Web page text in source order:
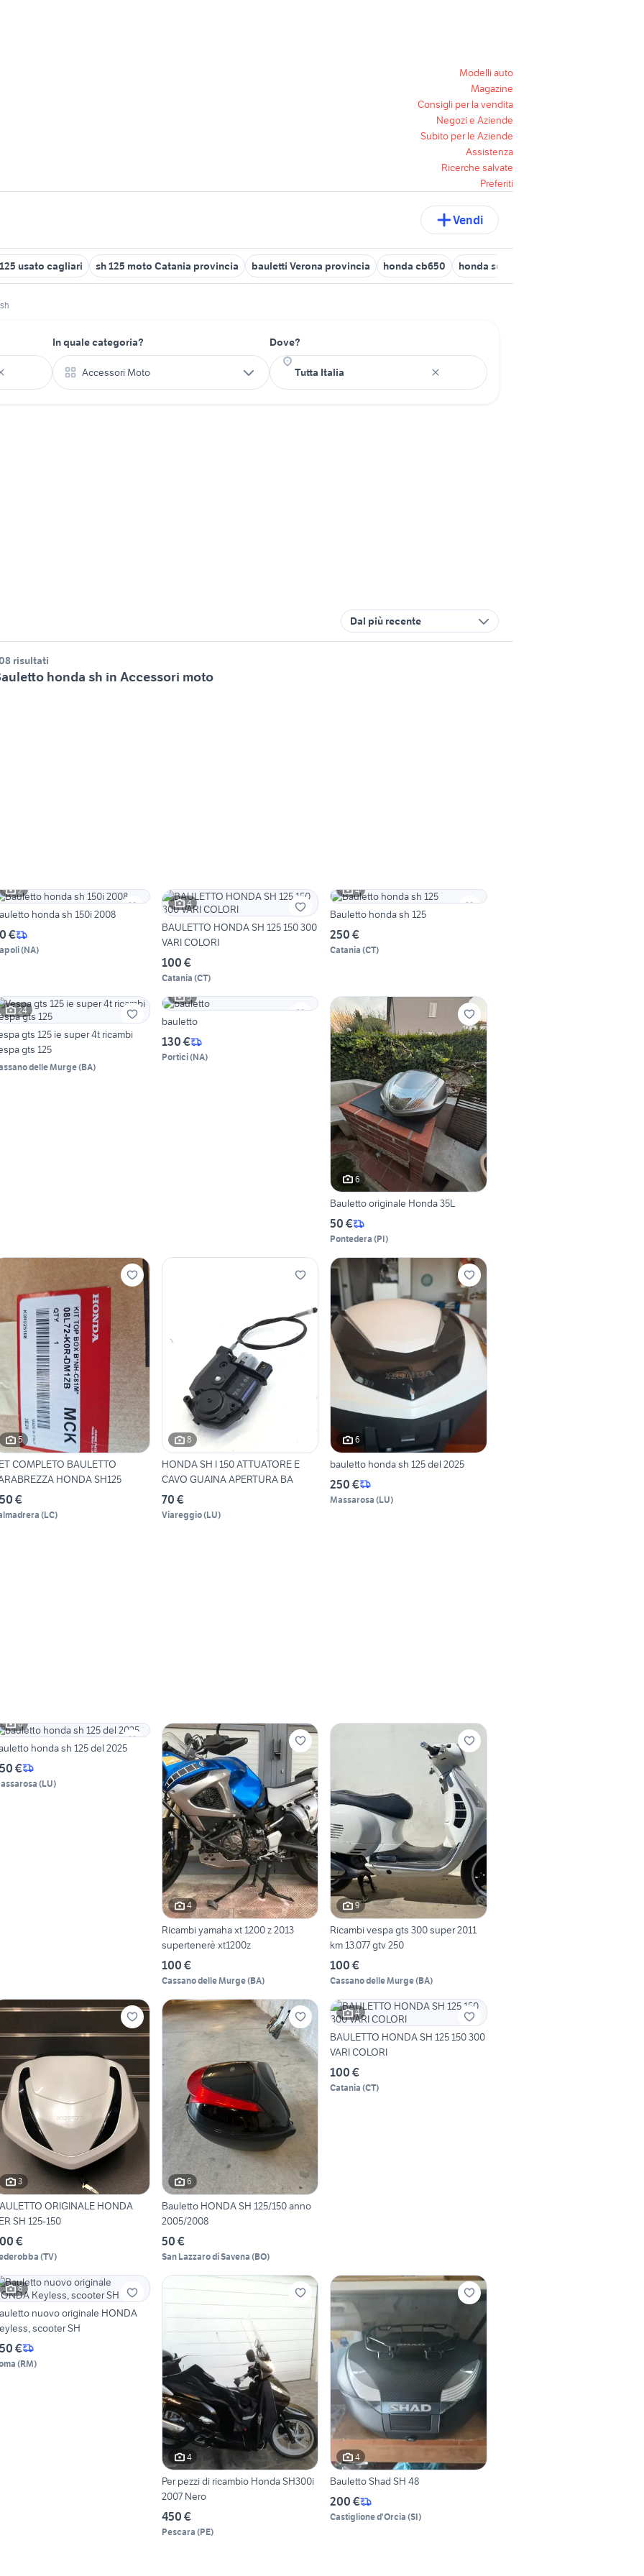
Modelli auto
Magazine
Consigli per la vendita
Negozi e Aziende
Subito per le Aziende
Assistenza
Ricerche salvate
Preferiti
Vendi
usato cagliari sh 125 moto Catania provincia bauletti Verona provincia honda cb650 honda scooter
In quale categoria?
Accessori Moto
Dove?
Dal più recente
risultati
honda sh in Accessori moto
2
honda sh 150i 2008
€
(NA)
4
BAULETTO HONDA SH 125 150 300
VARI COLORI
100 €
Catania (CT)
4
Bauletto honda sh 125
250 €
Catania (CT)
24
gts 125 ie super 4t ricambi
gts 125
delle Murge(BA)
5
bauletto
130 €
Portici(NA)
6
Bauletto originale Honda 35L
50 €
Pontedera (PI)
5
COMPLETO BAULETTO
HONDA SH125
€
(LC)
8
HONDA SH I 150 ATTUATORE E
CAVO GUAINA APERTURA BA
70 €
Viareggio(LU)
6
bauletto honda sh 125 del 2025
250 €
Massarosa (LU)
6
honda sh 125 del 2025
€
(LU)
4
Ricambi yamaha xt 1200 z 2013
supertenerè xt1200z
100 €
Cassano delle Murge(BA)
9
Ricambi vespa gts 300 super 2011
km 13.077 gtv 250
100 €
Cassano delle Murge(BA)
3
ORIGINALE HONDA
SH 125-150
€
(TV)
6
Bauletto HONDA SH 125/150 anno
2005/2008
50 €
San Lazzaro di Savena (BO)
4
BAULETTO HONDA SH 125 150 300
VARI COLORI
100 €
Catania (CT)
6
nuovo originale HONDA
scooter SH
€
(RM)
4
Per pezzi di ricambio Honda SH300i
2007 Nero
450 €
Pescara (PE)
4
Bauletto Shad SH 48
200 €
Castiglione d'Orcia (SI)